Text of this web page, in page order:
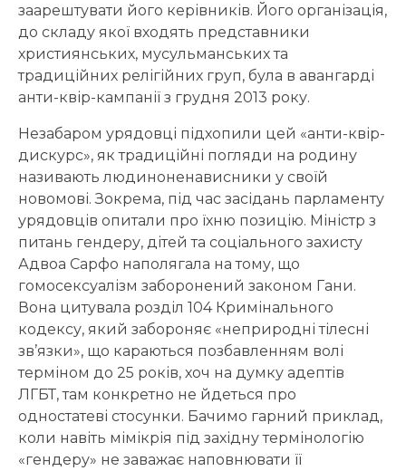
заарештувати його керівників. Його організація,
до складу якої входять представники
християнських, мусульманських та
традиційних релігійних груп, була в авангарді
анти-квір-кампанії з грудня 2013 року.
Незабаром урядовці підхопили цей «анти-квір-
дискурс», як традиційні погляди на родину
називають людиноненависники у своїй
новомові. Зокрема, під час засідань парламенту
урядовців опитали про їхню позицію. Міністр з
питань гендеру, дітей та соціального захисту
Адвоа Сарфо наполягала на тому, що
гомосексуалізм заборонений законом Гани.
Вона цитувала розділ 104 Кримінального
кодексу, який забороняє «неприродні тілесні
зв’язки», що караються позбавленням волі
терміном до 25 років, хоч на думку адептів
ЛГБТ, там конкретно не йдеться про
одностатеві стосунки. Бачимо гарний приклад,
коли навіть мімікрія під західну термінологію
«гендеру» не заважає наповнювати її